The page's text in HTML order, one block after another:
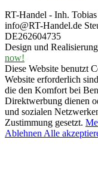
RT-Handel - Inh.
info@RT-Handel.de
DE262604735
Design und
now!
Diese Website benutzt
Website erforderlich
die den Komfort bei
Direktwerbung dienen
und sozialen
Zustimmung gesetzt.
Ablehnen Alle